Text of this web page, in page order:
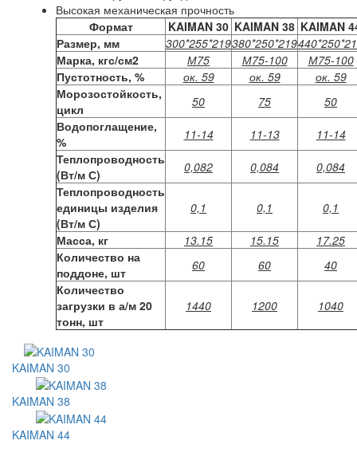
Высокая механическая прочность
Формат
KAIMAN 30 KAIMAN 38 KAIMAN
Размер, мм
300*255*219380*250*219
Марка, кгс/см2
М75 М75-100
М75-100
Пустотность, %
ок. 59 ок. 59
ок. 59
Морозостойкость,
цикл
50 75
50
Водопоглащение,
%
11-14 11-13
11-14
Теплопроводность
(Вт/м С)
0,082 0,084
0,084
Теплопроводность
единицы изделия
(Вт/м С)
0,1 0,1 0,1
Масса, кг 13.15 15.15
17.25
Количество на
поддоне, шт
60 60
40
Количество
загрузки в а/м 20
тонн, шт
1440 1200 1040
KAIMAN 30
KAIMAN 38
KAIMAN 44